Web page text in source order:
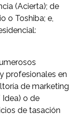
(Acierta); de
o Toshiba; e,
profesionales en
de marketing
Idea) o de
de tasación